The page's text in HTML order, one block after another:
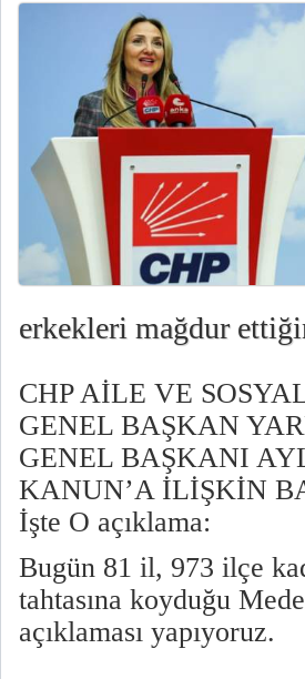
erkekleri mağdur
CHP AİLE VE
GENEL BAŞKAN
GENEL BAŞKANI
KANUN’A İLİŞKİN
İşte O açıklama:
Bugün 81 il, 973 ilçe
tahtasına koyduğu
açıklaması yapıyoruz.